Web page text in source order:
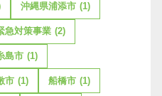
沖縄県浦添市 (1)
急対策事業 (2)
島市 (1)
市 (1) 船橋市 (1)